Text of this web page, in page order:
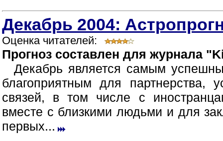
Декабрь 2004:
Оценка читателей:
Прогноз составлен для журнала
Декабрь является самым
благоприятным для партнерства,
связей, в том числе с
вместе с близкими людьми и для
первых...